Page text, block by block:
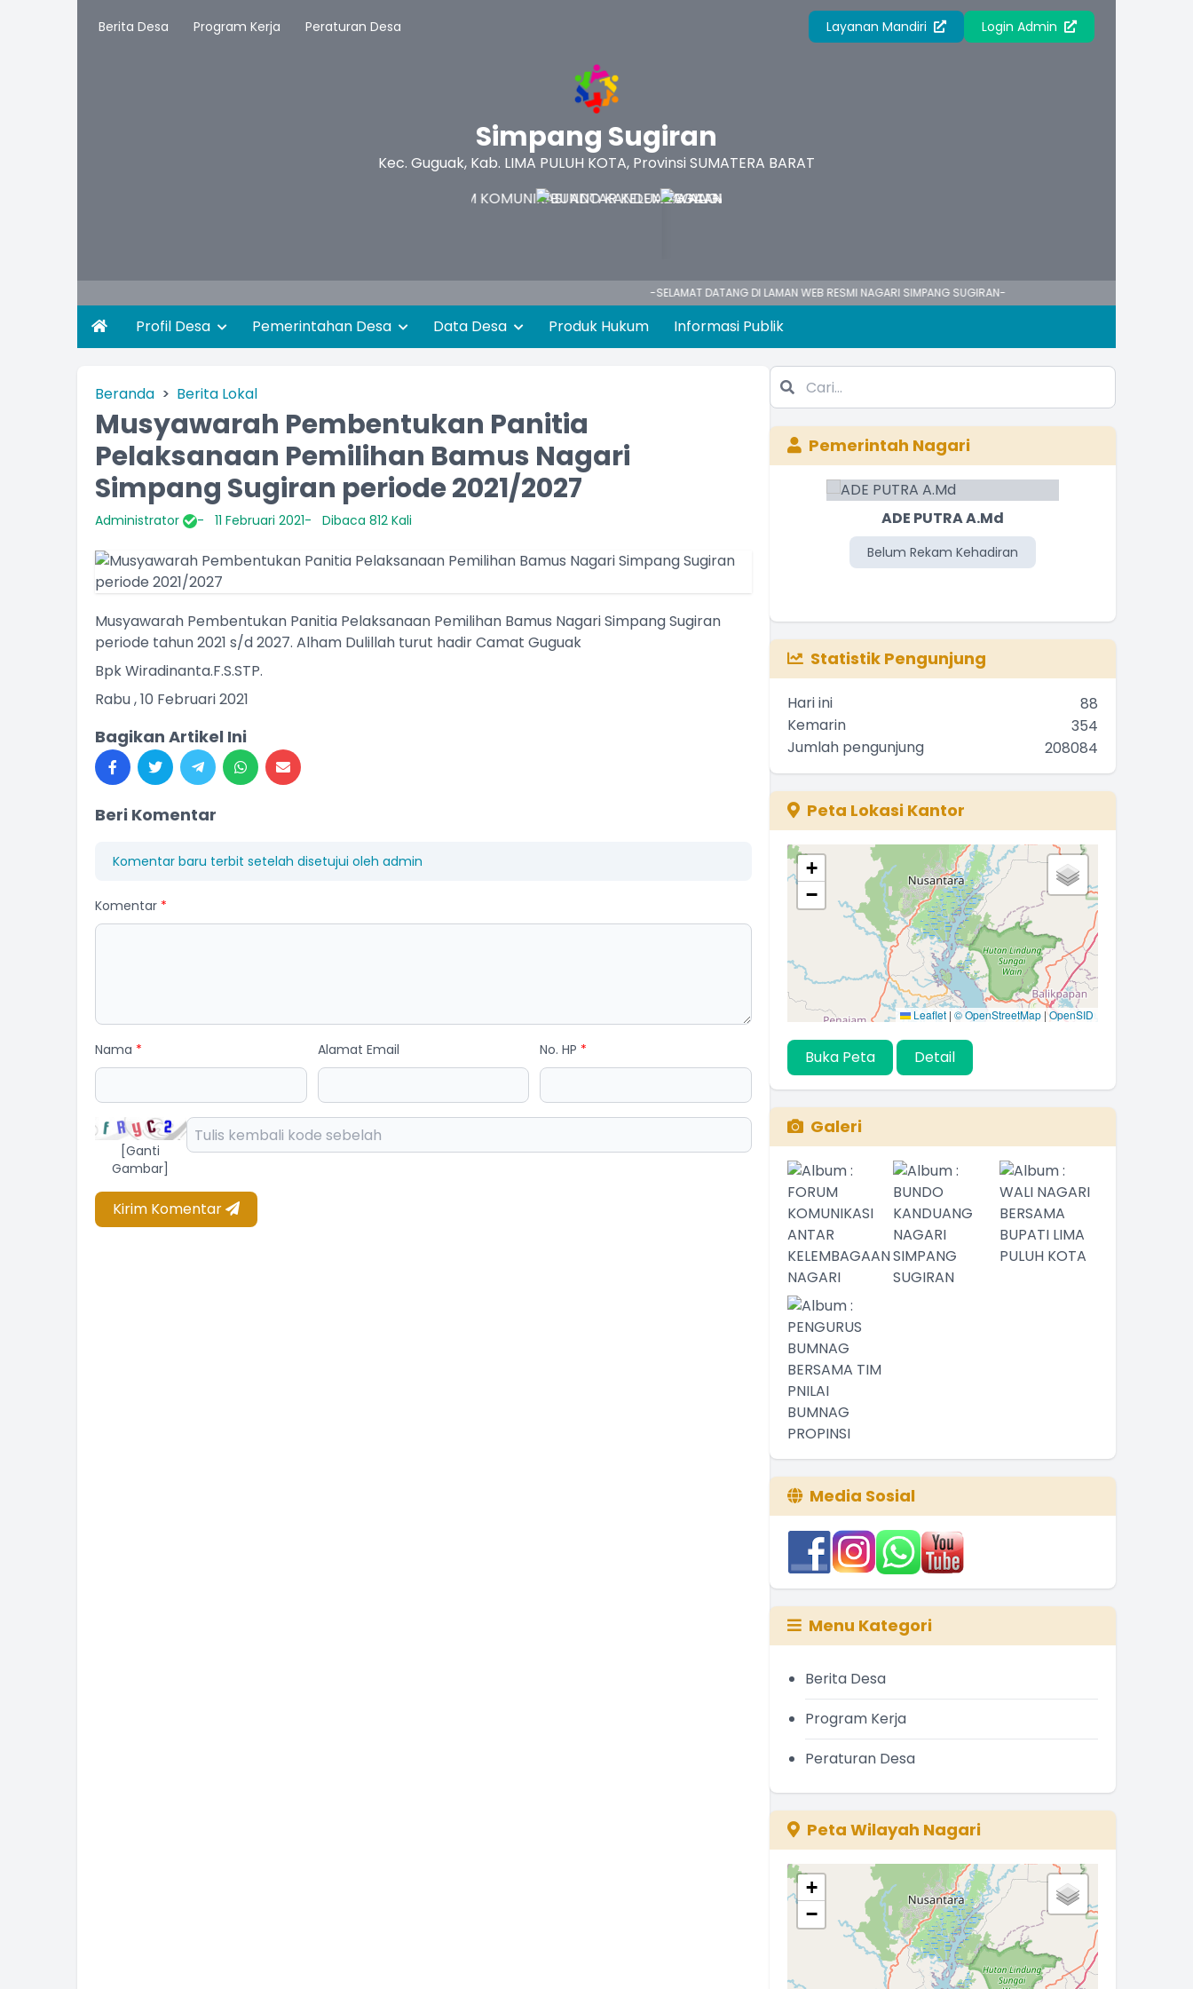
Berita Desa Program Kerja Peraturan Desa Layanan Mandiri Login Admin
Simpang Sugiran
Kec. Guguak, Kab. LIMA PULUH KOTA, Provinsi SUMATERA BARAT
-SELAMAT DATANG DI LAMAN WEB RESMI NAGARI SIMPANG SUGIRAN-
Profil Desa Pemerintahan Desa Data Desa Produk Hukum Informasi Publik
Beranda Berita Lokal
Musyawarah Pembentukan Panitia
Pelaksanaan Pemilihan Bamus Nagari
Simpang Sugiran periode 2021/2027
Administrator 11 Februari 2021 Dibaca 812 Kali
Musyawarah Pembentukan Panitia Pelaksanaan Pemilihan Bamus Nagari Simpang Sugiran
periode tahun 2021 s/d 2027. Alham Dulillah turut hadir Camat Guguak
Bpk Wiradinanta.F.S.STP.
Rabu , 10 Februari 2021
Bagikan Artikel Ini
Beri Komentar
Komentar baru terbit setelah disetujui oleh admin
Komentar *
Nama * Alamat Email No. HP *
[Ganti
Gambar]
Kirim Komentar
Pemerintah Nagari
AGIL KURNIAWAN A.Md
Belum Rekam Kehadiran
Belum Rekam Kehadiran
ADE PUTRA A.Md
Belum Rekam Kehadiran
Statistik Pengunjung
Hari ini
88
Kemarin
354
Jumlah pengunjung
208084
Peta Lokasi Kantor
+
−
Leaflet | © OpenStreetMap |OpenSID
Buka Peta Detail
Galeri
Media Sosial
Menu Kategori
Berita Desa
Program Kerja
Peraturan Desa
Peta Wilayah Nagari
+
−